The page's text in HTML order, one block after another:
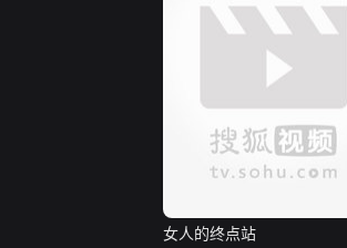
女人的终点站